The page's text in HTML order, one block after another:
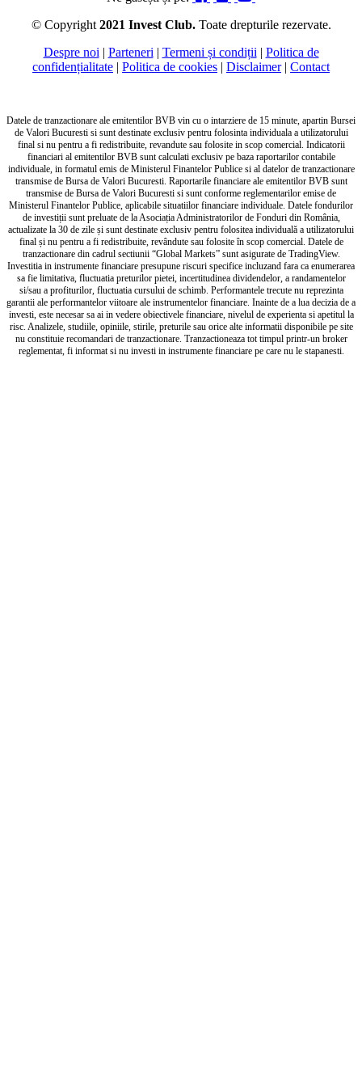
© Copyright 2021 Invest Club. Toate drepturile rezervate.
Despre noi | Parteneri | Termeni și condiții | Politica de
confidențialitate | Politica de cookies | Disclaimer| Contact
Datele de tranzactionare ale emitentilor BVB vin cu o intarziere de 15 minute, apartin Bursei
de Valori Bucuresti si sunt destinate exclusiv pentru folosinta individuala a utilizatorului
final si nu pentru a fi redistribuite, revandute sau folosite in scop comercial. Indicatorii
financiari al emitentilor BVB sunt calculati exclusiv pe baza raportarilor contabile
individuale, in formatul emis de Ministerul Finantelor Publice si al datelor de tranzactionare
transmise de Bursa de Valori Bucuresti. Raportarile financiare ale emitentilor BVB sunt
transmise de Bursa de Valori Bucuresti si sunt conforme reglementarilor emise de
Ministerul Finantelor Publice, aplicabile situatiilor financiare individuale. Datele fondurilor
de investiții sunt preluate de la Asociația Administratorilor de Fonduri din România,
actualizate la 30 de zile și sunt destinate exclusiv pentru folositea individuală a utilizatorului
final și nu pentru a fi redistribuite, revândute sau folosite în scop comercial. Datele de
tranzactionare din cadrul sectiunii “Global Markets” sunt asigurate de TradingView.
Investitia in instrumente financiare presupune riscuri specifice incluzand fara ca enumerarea
sa fie limitativa, fluctuatia preturilor pietei, incertitudinea dividendelor, a randamentelor
si/sau a profiturilor, fluctuatia cursului de schimb. Performantele trecute nu reprezinta
garantii ale performantelor viitoare ale instrumentelor financiare. Inainte de a lua decizia de a
investi, este necesar sa ai in vedere obiectivele financiare, nivelul de experienta si apetitul la
risc. Analizele, studiile, opiniile, stirile, preturile sau orice alte informatii disponibile pe site
nu constituie recomandari de tranzactionare. Tranzactioneaza tot timpul printr-un broker
reglementat, fi informat si nu investi in instrumente financiare pe care nu le stapanesti.